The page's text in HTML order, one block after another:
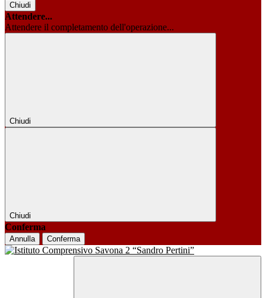
Chiudi
Attendere...
Attendere il completamento dell'operazione...
Chiudi
Chiudi
Conferma
Annulla Conferma